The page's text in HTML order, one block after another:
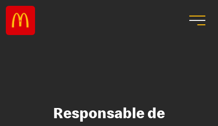
Responsable de